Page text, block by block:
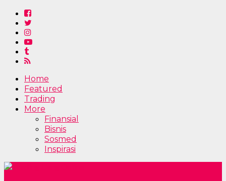
Home
Featured
Trading
More
Finansial
Bisnis
Sosmed
Inspirasi